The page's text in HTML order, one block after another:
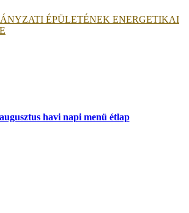
ÉPÜLETÉNEK ENERGETIKAI
havi napi menü étlap